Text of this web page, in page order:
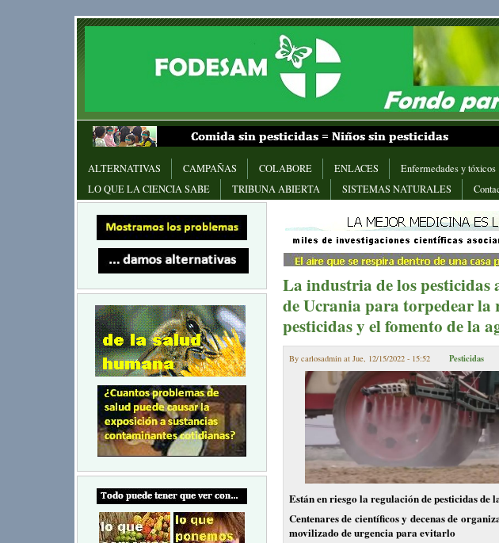
ALTERNATIVAS CAMPAÑAS COLABORE ENLACES Enfermedades y tóxicos
LO QUE LA CIENCIA SABE
TRIBUNA ABIERTA SISTEMAS NATURALES
La industria de los pesticidas
de Ucrania para torpedear la
pesticidas y el fomento de la
By carlosadmin at Jue, 12/15/2022 - 15:52 Pesticidas
Están en riesgo la regulación de pesticidas de
Centenares de científicos y decenas de
movilizado de urgencia para evitarlo